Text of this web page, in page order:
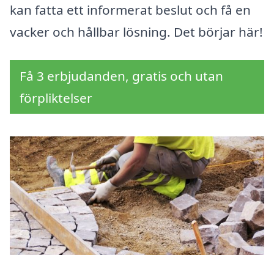
kan fatta ett informerat beslut och få en
vacker och hållbar lösning. Det börjar här!
Få 3 erbjudanden, gratis och utan
förpliktelser